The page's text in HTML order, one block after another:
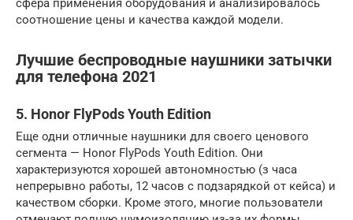
сфера применения оборудования и анализировалось
соотношение цены и качества каждой модели.
Лучшие беспроводные наушники затычки
для телефона 2021
5. Honor FlyPods Youth Edition
Еще одни отличные наушники для своего ценового
сегмента — Honor FlyPods Youth Edition. Они
характеризуются хорошей автономностью (з часа
непрерывно работы, 12 часов с подзарядкой от кейса) и
качеством сборки. Кроме этого, многие пользователи